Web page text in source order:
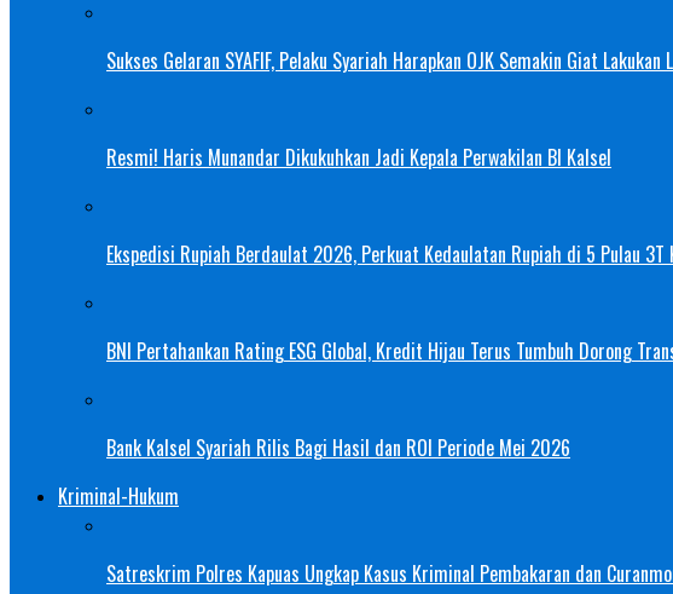
Sukses Gelaran SYAFIF, Pelaku Syariah Harapkan OJK Semakin Giat
Resmi! Haris Munandar Dikukuhkan Jadi Kepala Perwakilan BI Kalsel
Ekspedisi Rupiah Berdaulat 2026, Perkuat Kedaulatan Rupiah di 5 Pulau 3T
BNI Pertahankan Rating ESG Global, Kredit Hijau Terus Tumbuh Dorong
Bank Kalsel Syariah Rilis Bagi Hasil dan ROI Periode Mei 2026
Kriminal-Hukum
Satreskrim Polres Kapuas Ungkap Kasus Kriminal Pembakaran dan